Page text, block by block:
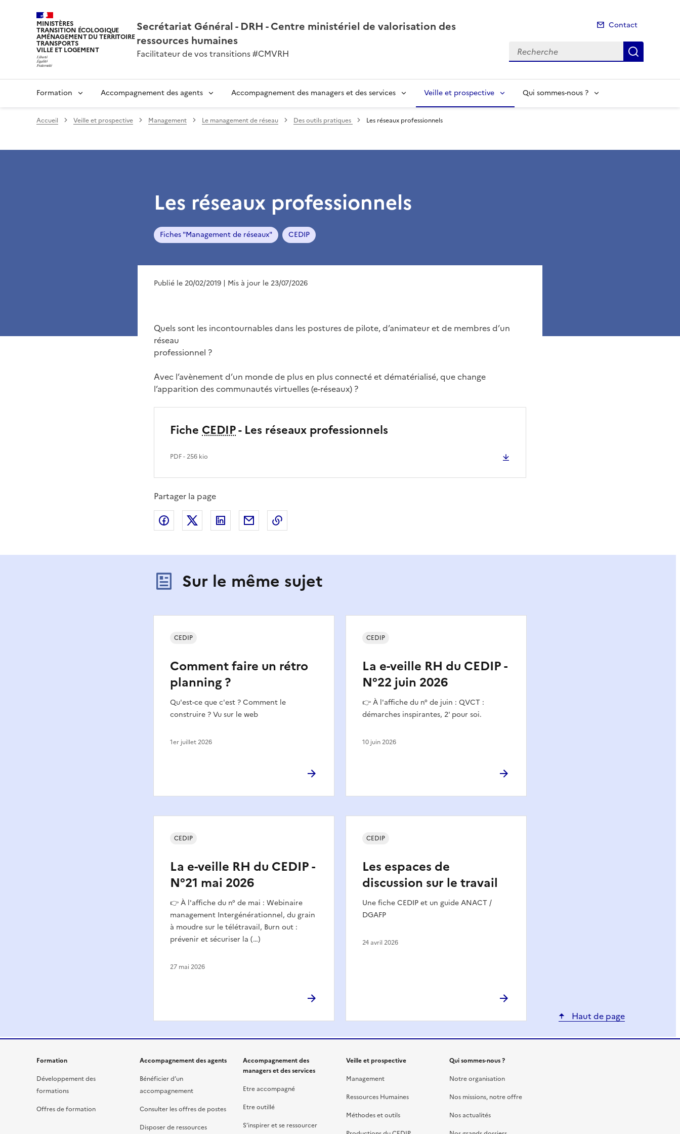
MINISTÈRES
TRANSITION ÉCOLOGIQUE
AMÉNAGEMENT DU TERRITOIRE
TRANSPORTS
VILLE ET LOGEMENT
Secrétariat Général - DRH - Centre ministériel de valorisation des
ressources humaines
Facilitateur de vos transitions #CMVRH
Contact
Recherche
Formation Accompagnement des agents Accompagnement des managers et des services Veille et prospective Qui sommes-nous ?
Accueil Veille et prospective Management Le management de réseau Des outils pratiques Les réseaux professionnels
Les réseaux professionnels
Fiches "Management de réseaux" CEDIP
Publié le 20/02/2019 | Mis à jour le 23/07/2026
Quels sont les incontournables dans les postures de pilote, d’animateur et de membres d’un
réseau
professionnel ?
Avec l’avènement d’un monde de plus en plus connecté et dématérialisé, que change
l’apparition des communautés virtuelles (e-réseaux) ?
Fiche CEDIP- Les réseaux professionnels
PDF- 256 kio
Partager la page
Partager sur Facebook
Partager sur XPartager sur LinkedIn
Partager par email
Sur le même sujet
Comment faire un rétro
planning ?
Qu'est-ce que c'est ? Comment le
construire ? Vu sur le web
CEDIP
1er juillet 2026
La e-veille RH du CEDIP -
N°22 juin 2026
👉 À l'affiche du n° de juin : QVCT :
démarches inspirantes, 2' pour soi.
CEDIP
10 juin 2026
La e-veille RH du CEDIP -
N°21 mai 2026
👉 À l'affiche du n° de mai : Webinaire
management Intergénérationnel, du grain
à moudre sur le télétravail, Burn out :
prévenir et sécuriser la (…)
CEDIP
27 mai 2026
Les espaces de
discussion sur le travail
Une fiche CEDIP et un guide ANACT /
DGAFP
CEDIP
24 avril 2026
Haut de page
Formation
Développement des
formations
Offres de formation
Accompagnement des agents
Bénéficier d’un
accompagnement
Consulter les offres de postes
Disposer de ressources
Accompagnement des
managers et des services
Etre accompagné
Etre outillé
S’inspirer et se ressourcer
Veille et prospective
Management
Ressources Humaines
Méthodes et outils
Qui sommes-nous ?
Notre organisation
Nos missions, notre offre
Nos actualités